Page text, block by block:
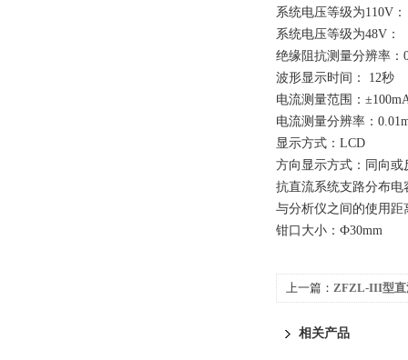
系统电压等级为110V
系统电压等级为48V
绝缘阻抗测量分辨率：
波形显示时间： 12秒
电流测量范围：
电流测量分辨率：
显示方式：LCD
方向显示方式：同向或
抗直流系统支路分布电
与分析仪之间的使用距
钳口大小：Ф30mm
上一篇： ZFZL-III型直
相关产品